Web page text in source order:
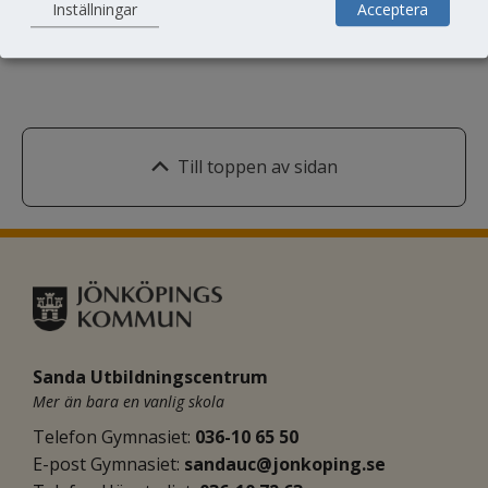
Till toppen av sidan
Sanda Utbildningscentrum
Mer än bara en vanlig skola
Telefon Gymnasiet: 036-10 65 50
E-post Gymnasiet: sandauc@jonkoping.se
Inställningar Acceptera